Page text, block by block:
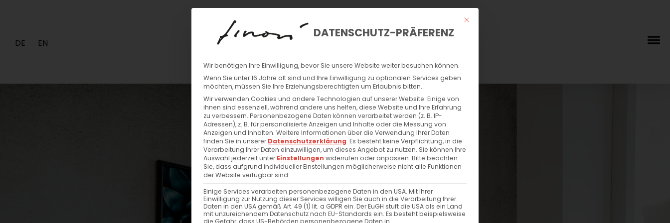
DE EN
Mit diesem Button wird der Dialog geschlossen. Seine
DATENSCHUTZ-PRÄFERENZ
Wir benötigen Ihre Einwilligung, bevor Sie unsere Website weiter besuchen können.
Wenn Sie unter 16 Jahre alt sind und Ihre Einwilligung zu optionalen Services geben
möchten, müssen Sie Ihre Erziehungsberechtigten um Erlaubnis bitten.
Wir verwenden Cookies und andere Technologien auf unserer Website. Einige von
ihnen sind essenziell, während andere uns helfen, diese Website und Ihre Erfahrung
zu verbessern. Personenbezogene Daten können verarbeitet werden (z. B. IP-
Adressen), z. B. für personalisierte Anzeigen und Inhalte oder die Messung von
Anzeigen und Inhalten. Weitere Informationen über die Verwendung Ihrer Daten
finden Sie in unsererDatenschutzerklärung. Es besteht keine Verpflichtung, in die
Verarbeitung Ihrer Daten einzuwilligen, um dieses Angebot zu nutzen. Sie können Ihre
Auswahl jederzeit unterEinstellungen widerrufen oder anpassen. Bitte beachten
Sie, dass aufgrund individueller Einstellungen möglicherweise nicht alle Funktionen
der Website verfügbar sind.
Einige Services verarbeiten personenbezogene Daten in den USA. Mit Ihrer
Einwilligung zur Nutzung dieser Services willigen Sie auch in die Verarbeitung Ihrer
Daten in den USA gemäß Art. 49 (1) lit. a GDPR ein. Der EuGH stuft die USA als ein Land
mit unzureichendem Datenschutz nach EU-Standards ein. Es besteht beispielsweise
die Gefahr, dass US-Behörden personenbezogene Daten in